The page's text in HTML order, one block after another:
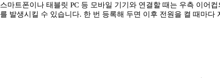
스마트폰이나 태블릿 PC 등 모바일 기기와 연결할 때는 우측 이어
를 발생시킬 수 있습니다. 한 번 등록해 두면 이후 전원을 켤 때마다